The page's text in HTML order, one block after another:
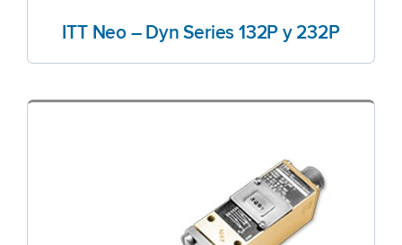
ITT Neo – Dyn Series 132P y 232P